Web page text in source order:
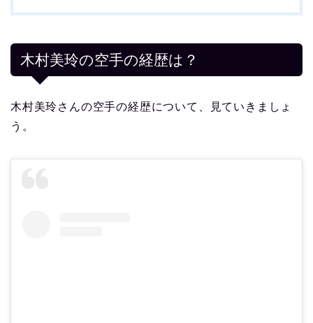
木村美玲の空手の経歴は？
木村美玲さんの空手の経歴について、見ていきましょ
う。